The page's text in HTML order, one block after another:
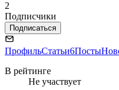
2
Подписчики
Подписаться
ПрофильСтатьи6Посты
В рейтинге
Не участвует